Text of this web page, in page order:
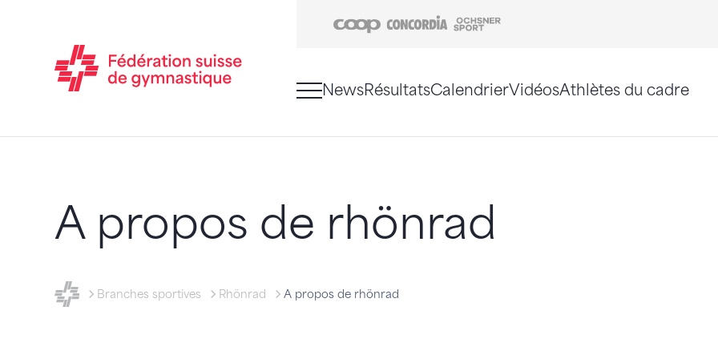
Coop Concordia
NewsRésultatsCalendrierVidéosAthlètes du cadre
A propos de rhönrad
FSG - Fédération suisse de gymnastique
Branches sportives Rhönrad A propos de rhönrad